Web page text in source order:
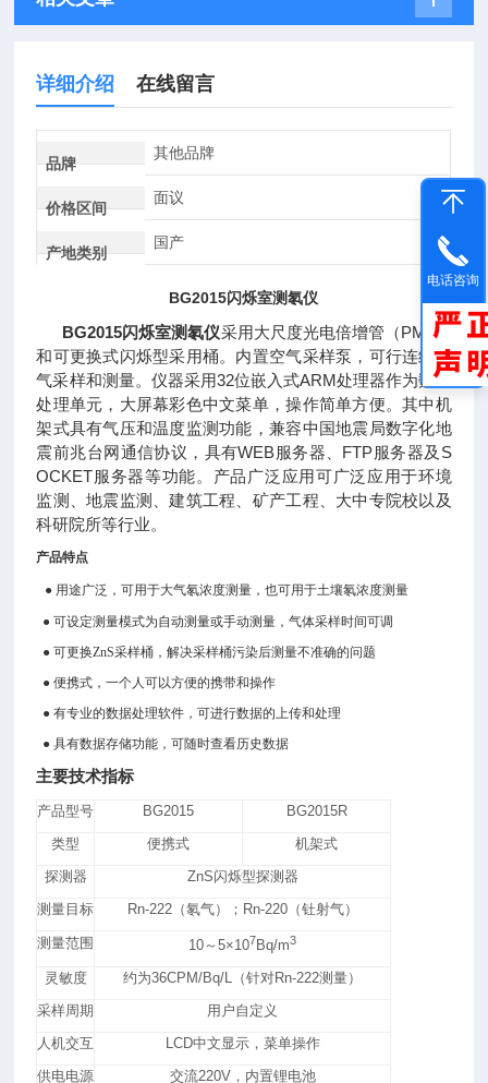
详细介绍 在线留言
品牌
其他品牌
价格区间
面议
产地类别
国产
BG2015闪烁室测氡仪
BG2015闪烁室测氡仪采用大尺度光电倍增管（PMT）
和可更换式闪烁型采用桶。内置空气采样泵，可行连续空
气采样和测量。仪器采用32位嵌入式ARM处理器作为数据
处理单元，大屏幕彩色中文菜单，操作简单方便。其中机
架式具有气压和温度监测功能，兼容中国地震局数字化地
震前兆台网通信协议，具有WEB服务器、FTP服务器及S
OCKET服务器等功能。产品广泛应用可广泛应用于环境
监测、地震监测、建筑工程、矿产工程、大中专院校以及
科研院所等行业。
产品特点
● 用途广泛，可用于大气氡浓度测量，也可用于土壤氡浓度测量
●可设定测量模式为自动测量或手动测量，气体采样时间可调
● 可更换ZnS采样桶，解决采样桶污染后测量不准确的问题
● 便携式，一个人可以方便的携带和操作
● 有专业的数据处理软件，可进行数据的上传和处理
● 具有数据存储功能，可随时查看历史数据
主要技术指标
产品型号 BG2015
BG2015R
类型
便携式
机架式
探测器
ZnS闪烁型探测器
测量目标
Rn-222（氡气）；Rn-220（钍射气）
测量范围 10～5×107Bq/m3
灵敏度
约为36CPM/Bq/L（针对Rn-222测量）
采样周期
用户自定义
人机交互
LCD中文显示，菜单操作
供电电源
交流220V，内置锂电池
电话咨询